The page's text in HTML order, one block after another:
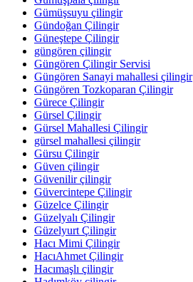
Gümüşsuyu çilingir
Gündoğan Çilingir
Güneştepe Çilingir
güngören çilingir
Güngören Çilingir Servisi
Güngören Sanayi mahallesi çilingir
Güngören Tozkoparan Çilingir
Gürece Çilingir
Gürsel Çilingir
Gürsel Mahallesi Çilingir
gürsel mahallesi çilingir
Gürsu Çilingir
Güven çilingir
Güvenilir çilingir
Güvercintepe Çilingir
Güzelce Çilingir
Güzelyalı Çilingir
Güzelyurt Çilingir
Hacı Mimi Çilingir
HacıAhmet Çilingir
Hacımaşlı çilingir